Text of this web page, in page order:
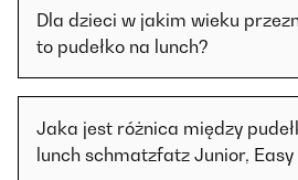
Dla dzieci w jakim wieku
to pudełko na lunch?
Jaka jest różnica między
lunch schmatzfatz Junior, Easy